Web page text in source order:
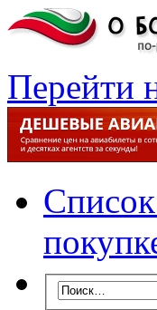
Перейти